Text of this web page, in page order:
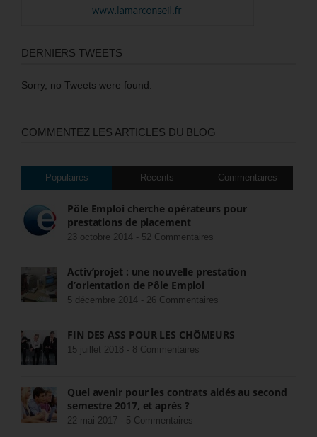
DERNIERS TWEETS
Sorry, no Tweets were found.
COMMENTEZ LES ARTICLES DU BLOG
Populaires Récents Commentaires
Pôle Emploi cherche opérateurs pour
prestations de placement
23 octobre 2014 - 52 Commentaires
Activ’projet : une nouvelle prestation
d’orientation de Pôle Emploi
5 décembre 2014 - 26 Commentaires
FIN DES ASS POUR LES CHÔMEURS
15 juillet 2018 - 8 Commentaires
Quel avenir pour les contrats aidés au second
semestre 2017, et après ?
22 mai 2017 - 5 Commentaires